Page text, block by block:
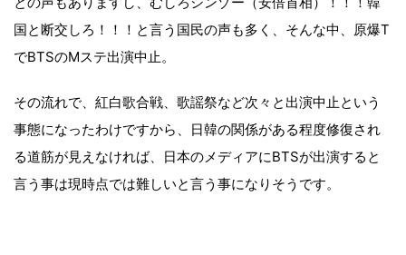
国と断交しろ！！！と言う国民の声も多く、そんな中、原爆T
でBTSのMステ出演中止。
その流れで、紅白歌合戦、歌謡祭など次々と出演中止という
事態になったわけですから、日韓の関係がある程度修復され
る道筋が見えなければ、日本のメディアにBTSが出演すると
言う事は現時点では難しいと言う事になりそうです。